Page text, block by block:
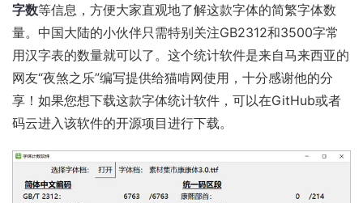
字数等信息，方便大家直观地了解这款字体的简繁字体数
量。中国大陆的小伙伴只需特别关注GB2312和3500字常
用汉字表的数量就可以了。这个统计软件是来自马来西亚的
网友“夜煞之乐”编写提供给猫啃网使用，十分感谢他的分
享！如果您想下载这款字体统计软件，可以在GitHub或者
码云进入该软件的开源项目进行下载。